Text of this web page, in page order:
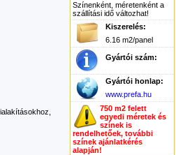
Színenként, méretenként a
szállítási idő változhat!
Kiszerelés:
6.16 m2/panel
Gyártói szám:
Gyártói honlap:
www.prefa.hu
750 m2 felett
egyedi méretek és
színek is
rendelhetőek, további
színek ajánlatkérés
alapján!